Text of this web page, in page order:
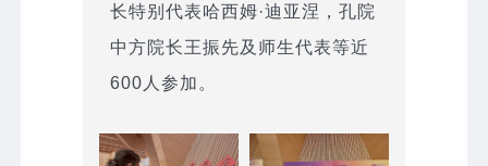
长特别代表哈西姆·迪亚涅，孔院
中方院长王振先及师生代表等近
600人参加。